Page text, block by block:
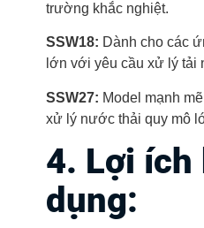
trường khắc nghiệt.
SSW18: Dành cho các
lớn với yêu cầu xử lý tải
SSW27: Model mạnh
xử lý nước thải quy mô
4. Lợi ích
dụng: